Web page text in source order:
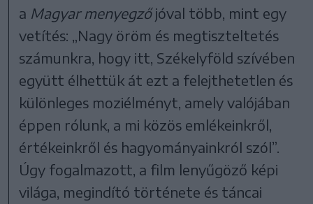
a Magyar menyegzőjóval több, mint egy
vetítés: „Nagy öröm és megtiszteltetés
számunkra, hogy itt, Székelyföld szívében
együtt élhettük át ezt a felejthetetlen és
különleges moziélményt, amely valójában
éppen rólunk, a mi közös emlékeinkről,
értékeinkről és hagyományainkról szól”.
Úgy fogalmazott, a film lenyűgöző képi
világa, megindító története és táncai